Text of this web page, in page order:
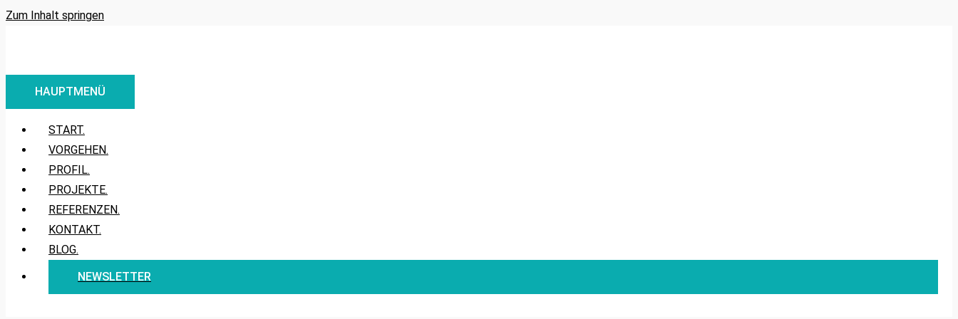
Zum Inhalt springen
HAUPTMENÜ
START.
VORGEHEN.
PROFIL.
PROJEKTE.
REFERENZEN.
KONTAKT.
BLOG.
NEWSLETTER